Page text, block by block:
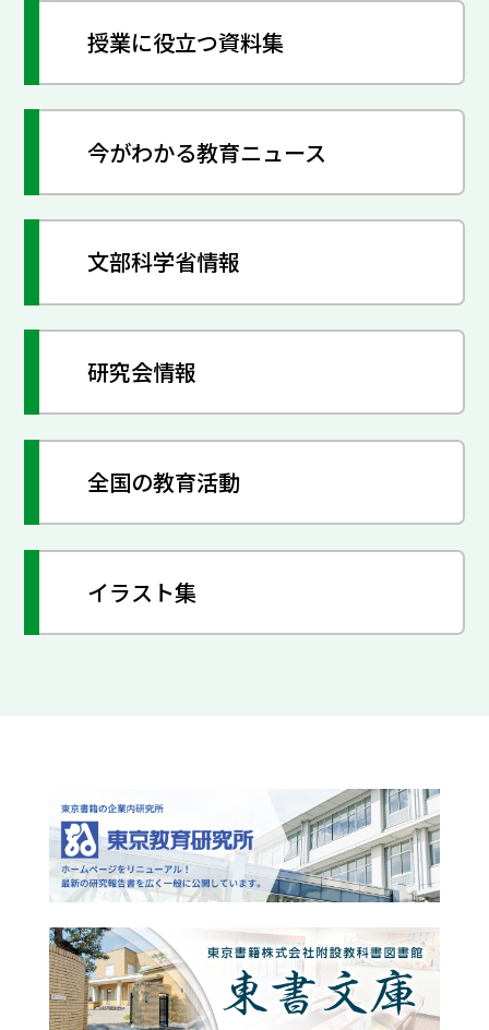
授業に役立つ資料集
今がわかる教育ニュース
文部科学省情報
研究会情報
全国の教育活動
イラスト集